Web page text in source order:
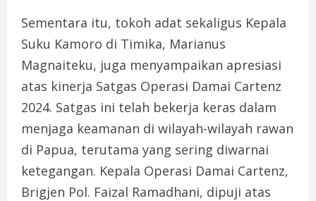
Sementara itu, tokoh adat sekaligus Kepala
Suku Kamoro di Timika, Marianus
Magnaiteku, juga menyampaikan apresiasi
atas kinerja Satgas Operasi Damai Cartenz
2024. Satgas ini telah bekerja keras dalam
menjaga keamanan di wilayah-wilayah rawan
di Papua, terutama yang sering diwarnai
ketegangan. Kepala Operasi Damai Cartenz,
Brigjen Pol. Faizal Ramadhani, dipuji atas